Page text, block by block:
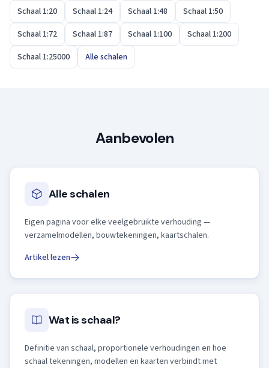
Schaal 1:20
Schaal 1:24 Schaal 1:48
Schaal 1:50
Schaal 1:72
Schaal 1:87 Schaal 1:100
Schaal 1:200
Schaal 1:25000
Alle schalen
Aanbevolen
Alle schalen
Eigen pagina voor elke veelgebruikte verhouding —
verzamelmodellen, bouwtekeningen, kaartschalen.
Artikel lezen
Wat is schaal?
Definitie van schaal, proportionele verhoudingen en hoe
schaal tekeningen, modellen en kaarten verbindt met